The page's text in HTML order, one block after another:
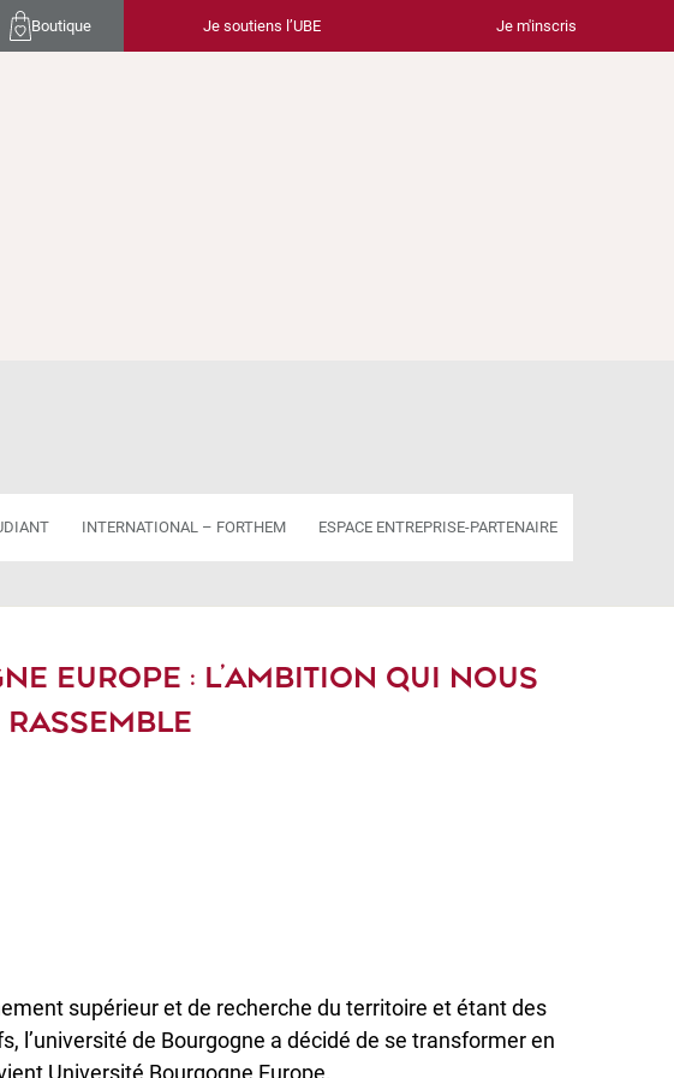
Boutique Je soutiens l’UBE Je m'inscris
INTERNATIONAL – FORTHEM ESPACE ENTREPRISE-PARTENAIRE
EUROPE : L’AMBITION QUI NOUS
RASSEMBLE
supérieur et de recherche du territoire et étant des
l’université de Bourgogne a décidé de se transformer en
Université Bourgogne Europe.